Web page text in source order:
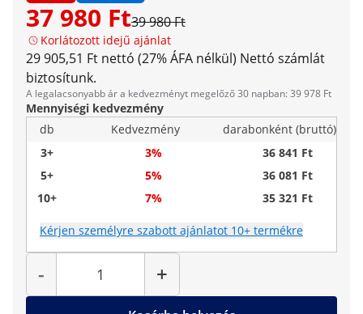
37 980 Ft39 980 Ft
Korlátozott idejű ajánlat
29 905,51 Ft nettó (27% ÁFA nélkül) Nettó számlát
biztosítunk.
A legalacsonyabb ár a kedvezményt megelőző 30 napban: 39 978 Ft
Mennyiségi kedvezmény
db
Kedvezmény
darabonként (bruttó)
3+
3%
36 841 Ft
5+
5%
36 081 Ft
10+
7% 35 321 Ft
Kérjen személyre szabott ajánlatot 10+ termékre
-
Mennyiség
+